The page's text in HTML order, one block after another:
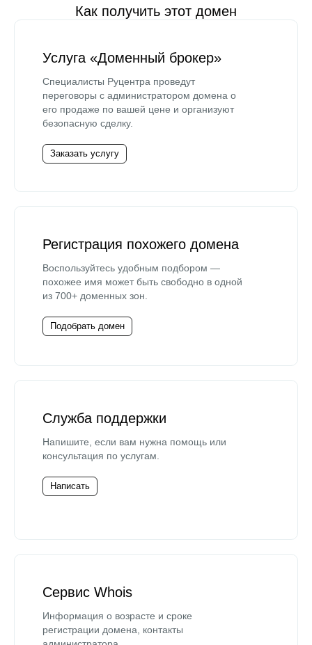
Как получить этот домен
Услуга «Доменный брокер»
Специалисты Руцентра проведут
переговоры с администратором домена о
его продаже по вашей цене и организуют
безопасную сделку.
Заказать услугу
Регистрация похожего домена
Воспользуйтесь удобным подбором —
похожее имя может быть свободно в одной
из 700+ доменных зон.
Подобрать домен
Служба поддержки
Напишите, если вам нужна помощь или
консультация по услугам.
Написать
Сервис Whois
Информация о возрасте и сроке
регистрации домена, контакты